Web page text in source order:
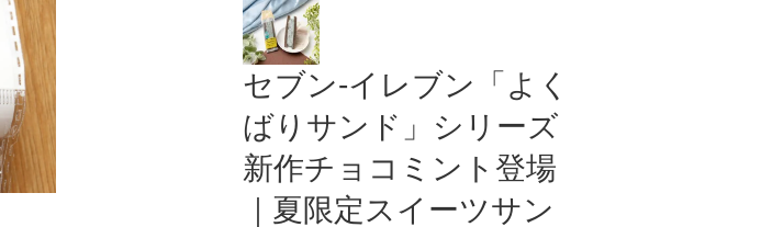
セブン‐イレブン「よく
ばりサンド」シリーズ
新作チョコミント登場
｜夏限定スイーツサン